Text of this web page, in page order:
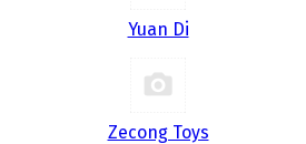
Yuan Di
Zecong Toys